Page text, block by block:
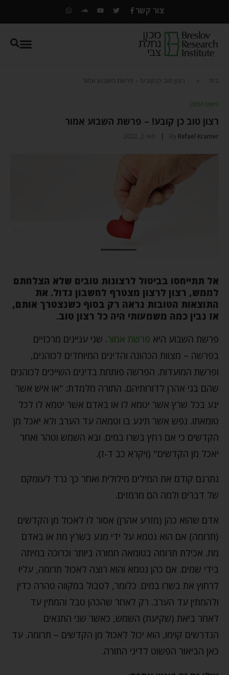
צור קשר
בית רצון טוב כן קובע! – פרשת השבוע אמור
פשוט ועמוק
רצון טוב כן קובע! – פרשת השבוע אמור
By Refael Kramer מאי 2, 2022
אל תתייחסו בביטול לרצונות טובים שלא הצלחתם
לממש, רצון לרצון מצטרף לחשבון גדול. את
התוצאות הטובות נראה רק בסוף כשנצטרך אותם,
אז נבין כמה משמעותי היה כל רצון טוב.
פרשת השבוע היא פרשת אמור. שני עניינים מרכזיים
בפרשה – מצוות הכהונה והדינים המיוחדים לכוהנים,
ופרשת המועדות. הפרשה פותחת בדינים השייכים לכוהנים
שהם בני אהרן לדורותיהם. התורה מלמדת: "או איש אשר
יגע בכל שרץ אשר יטמא לו או באדם אשר יטמא לו לכל
טומאתו. נפש אשר תיגע בו וטמאה עד הערב ולא יאכל מן
הקדשים כי אם רחץ בשרו במים. ובא השמש וטהר ואחר
יאכל מן הקדשים" (ויקרא כב ד-ז).
נתרגם קודם את המילים מילולית ואחר כך נרד לעומקם
של דברים ולמה הם מרמזים.
אדם שהוא כהן (מזרע אהרן) אסור לו לאכול מן הקדשים
(תרומה) אם הוא נטמא על ידי מגע בשרץ מת או באדם
מת. אכילת תרומה בטומאה חמורה ביותר וכרוכה במיתה
בידי שמים. אם כהן נטמא והוא רוצה לאכול תרומה, עליו
לרחוץ את בשרו במים. כלומר, לטבול במקווה טהרה כדין
ולהמתין עד הערב. רק לאחר שהכהן טבל והמתין עד
לאחר ביאת (שקיעת) השמש, כאשר שני התנאים
הנדרשים קוימו, הוא יכול לאכול מן הקדשים – תרומה. עד
כאן הביאור הפשוט לדיני התורה.